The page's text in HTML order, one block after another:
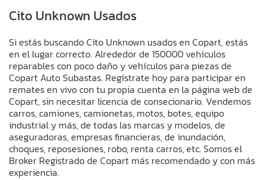
Cito Unknown Usados
Si estás buscando Cito Unknown usados en Copart, estás
en el lugar correcto. Alrededor de 150000 vehículos
reparables con poco daño y vehículos para piezas de
Copart Auto Subastas. Regístrate hoy para participar en
remates en vivo con tu propia cuenta en la página web de
Copart, sin necesitar licencia de consecionario. Vendemos
carros, camiones, camionetas, motos, botes, equipo
industrial y más, de todas las marcas y modelos, de
aseguradoras, empresas financieras, de inundación,
choques, reposesiones, robo, renta carros, etc. Somos el
Broker Registrado de Copart más recomendado y con más
experiencia.